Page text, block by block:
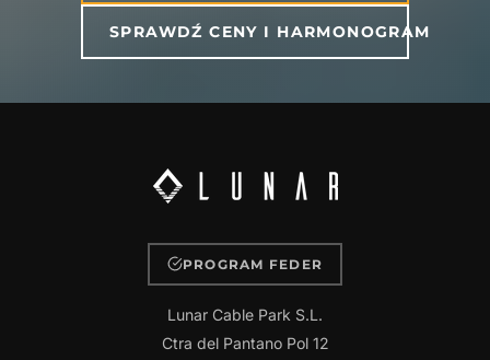
SPRAWDŹ CENY I HARMONOGRAM
PROGRAM FEDER
Lunar Cable Park S.L.
Ctra del Pantano Pol 12